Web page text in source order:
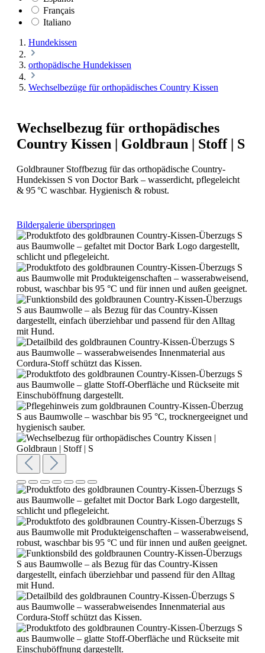
Français
Italiano
Hundekissen
orthopädische Hundekissen
Wechselbezüge für orthopädisches Country Kissen
Wechselbezug für orthopädisches
Country Kissen | Goldbraun | Stoff | S
Goldbrauner Stoffbezug für das orthopädische Country-
Hundekissen S von Doctor Bark – wasserdicht, pflegeleicht
& 95 °C waschbar. Hygienisch & robust.
Bildergalerie überspringen